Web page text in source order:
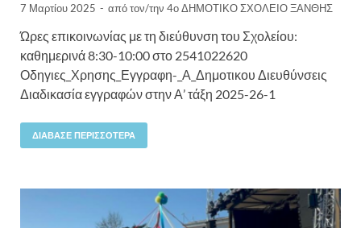
7 Μαρτίου 2025 - από τον/την 4ο ΔΗΜΟΤΙΚΟ ΣΧΟΛΕΙΟ ΞΑΝΘΗΣ
Ώρες επικοινωνίας με τη διεύθυνση του Σχολείου:
καθημερινά 8:30-10:00 στο 2541022620
Οδηγιες_Χρησης_Εγγραφη-_Α_Δημοτικου Διευθύνσεις
Διαδικασία εγγραφών στην Α’ τάξη 2025-26-1
ΔΙΆΒΑΣΕ ΠΕΡΙΣΣΌΤΕΡΑ